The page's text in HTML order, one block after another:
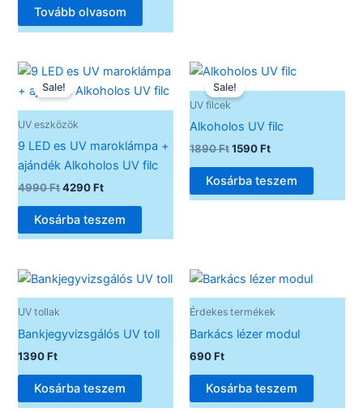
Tovább olvasom
Sale!
UV eszközök
9 LED es UV maroklámpa +
ajándék Alkoholos UV filc
4990Ft
Original
price
was:
4990 Ft.
4290Ft
Current
is:
4290 Ft.
Kosárba teszem
Sale!
UV filcek
Alkoholos UV filc
1890Ft
Original
price
was:
1590Ft
Current
is:
Kosárba teszem
UV tollak
Bankjegyvizsgálós UV toll
1390Ft
Kosárba teszem
Érdekes termékek
Barkács lézer modul
690Ft
Kosárba teszem